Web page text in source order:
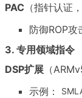
PAC （指针认证
防御ROP攻
3. 专用领域指令
DSP扩展 （
示例：